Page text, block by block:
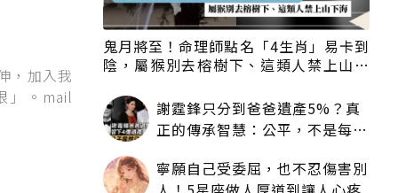
，加入我
」。mail
鬼月將至！命理師點名「4生肖」易卡到
陰，屬猴別去榕樹下、這類人禁上山下
謝霆鋒只分到爸爸遺產5%？真
正的傳承智慧：公平，不是每個
寧願自己受委屈，也不忍傷害別